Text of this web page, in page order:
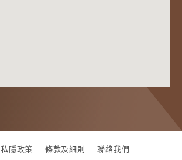
私隱政策 條款及細則 聯絡我們